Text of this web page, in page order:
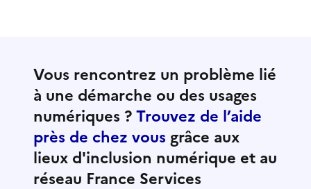
Vous rencontrez un problème lié
à une démarche ou des usages
numériques ?Trouvez de l’aide
près de chez vous grâce aux
lieux d'inclusion numérique et au
réseau France Services